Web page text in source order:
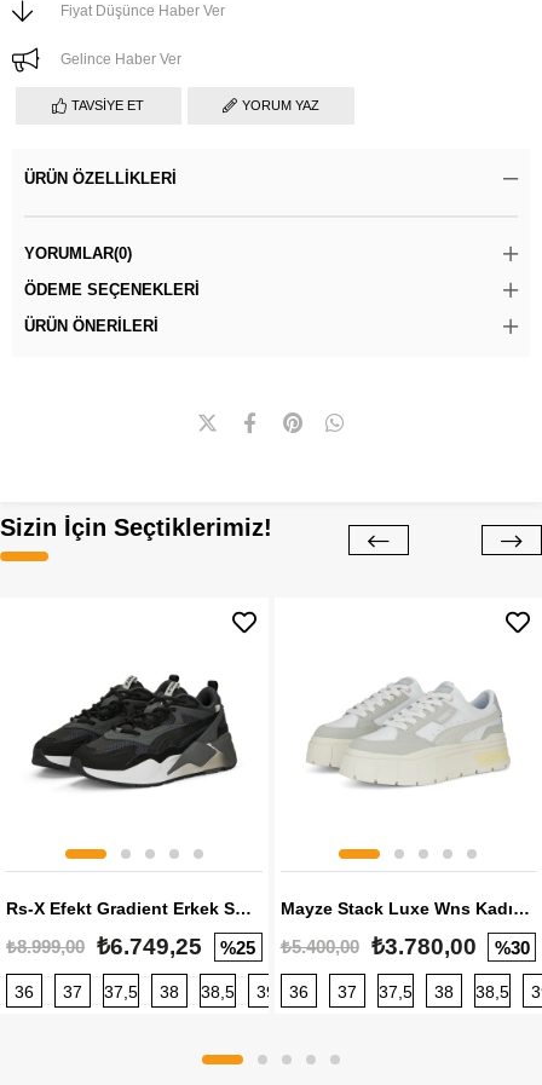
Fiyat Düşünce Haber Ver
Gelince Haber Ver
TAVSIYE ET YORUM YAZ
ÜRÜN ÖZELLIKLERI
YORUMLAR(0)
ÖDEME SEÇENEKLERI
ÜRÜN ÖNERILERI
Sizin İçin Seçtiklerimiz!
Rs-X Efekt Gradient Erkek Sneaker
₺8.999,00 ₺6.749,25 %25
36 37 37,5 38 38,5 39 40 40,5 41 42 42,5
Mayze Stack Luxe Wns Kadın Sneaker
₺5.400,00 ₺3.780,00 %30
36 37 37,5 38 38,5